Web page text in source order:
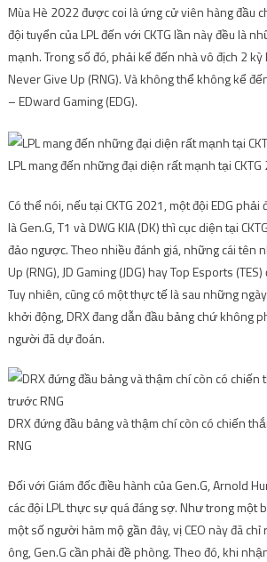
Mùa Hè 2022 được coi là ứng cử viên hàng đầu
đội tuyển của LPL đến với CKTG lần này đều là
mạnh. Trong số đó, phải kể đến nhà vô địch 2
Never Give Up (RNG). Và không thể không kể
– EDward Gaming (EDG).
LPL mang đến những đại diện rất mạnh tại
Có thể nói, nếu tại CKTG 2021, một đội EDG phải
là Gen.G, T1 và DWG KIA (DK) thì cục diện tại
đảo ngược. Theo nhiều đánh giá, những cái tên
Up (RNG), JD Gaming (JDG) hay Top Esports
Tuy nhiên, cũng có một thực tế là sau những
khởi động, DRX đang dẫn đầu bảng chứ không
người đã dự đoán.
DRX đứng đầu bảng và thậm chí còn có chiến
RNG
Đối với Giám đốc điều hành của Gen.G, Arnold
các đội LPL thực sự quá đáng sợ. Như trong một
một số người hâm mộ gần đây, vị CEO này đã
ông, Gen.G cần phải đề phòng. Theo đó, khi